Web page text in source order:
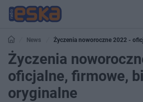
News
Życzenia noworoczne 2022 -
oryginalne
Życzenia
oficjalne, firmowe,
oryginalne